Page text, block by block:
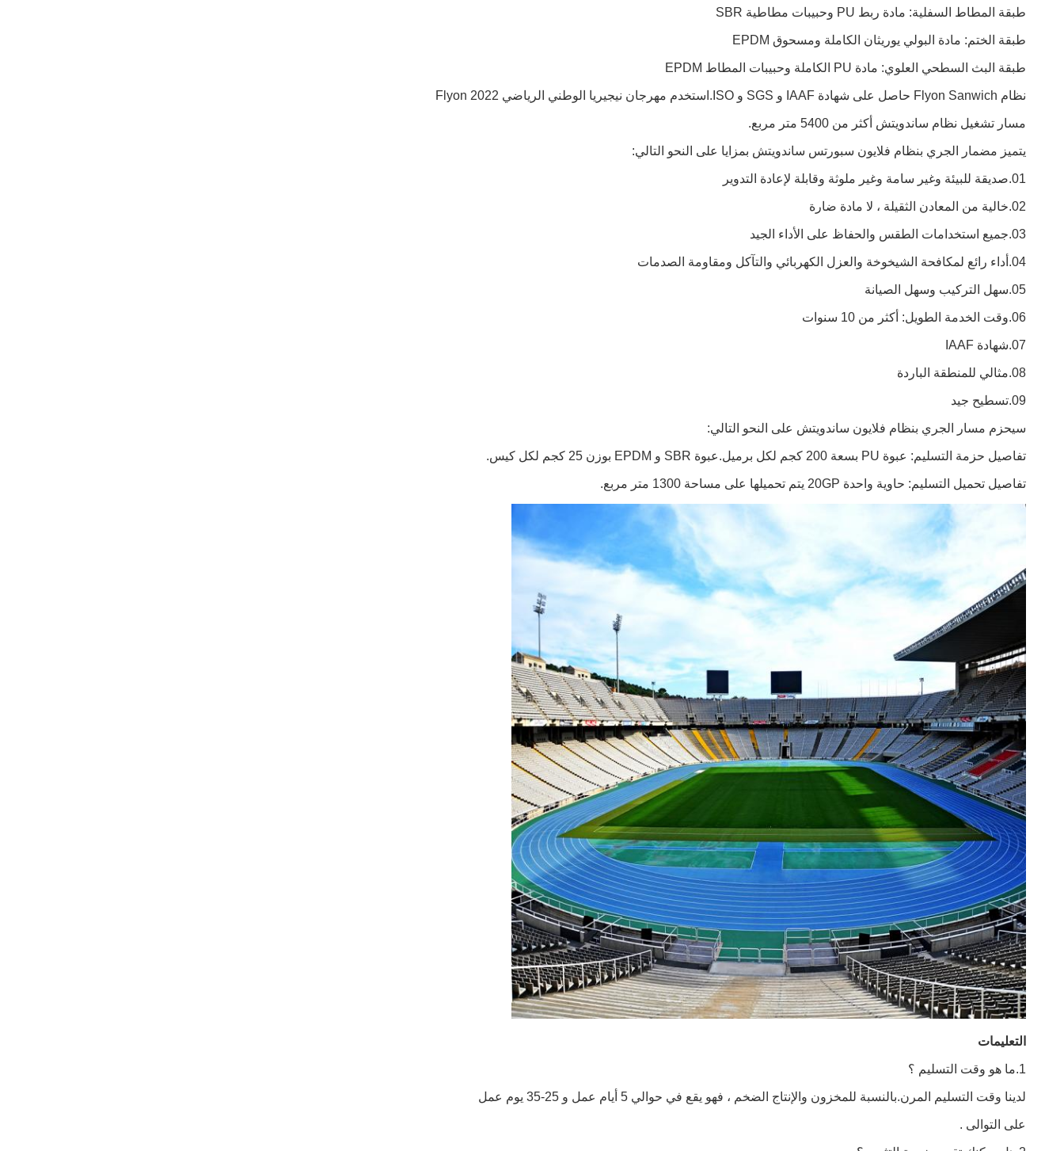
طبقة المطاط السفلية: مادة ربط PU وحبيبات مطاطية SBR
طبقة الختم: مادة البولي يوريثان الكاملة ومسحوق EPDM
طبقة البث السطحي العلوي: مادة PU الكاملة وحبيبات المطاط EPDM
نظام Flyon Sanwich حاصل على شهادة IAAF و SGS و ISO.استخدم مهرجان نيجيريا الوطني الرياضي 2022 Flyon
مسار تشغيل نظام ساندويتش أكثر من 5400 متر مربع.
يتميز مضمار الجري بنظام فلايون سبورتس ساندويتش بمزايا على النحو التالي:
01.صديقة للبيئة وغير سامة وغير ملوثة وقابلة لإعادة التدوير
02.خالية من المعادن الثقيلة ، لا مادة ضارة
03.جميع استخدامات الطقس والحفاظ على الأداء الجيد
04.أداء رائع لمكافحة الشيخوخة والعزل الكهربائي والتآكل ومقاومة الصدمات
05.سهل التركيب وسهل الصيانة
06.وقت الخدمة الطويل: أكثر من 10 سنوات
07.شهادة IAAF
08.مثالي للمنطقة الباردة
09.تسطيح جيد
سيحزم مسار الجري بنظام فلايون ساندويتش على النحو التالي:
تفاصيل حزمة التسليم: عبوة PU بسعة 200 كجم لكل برميل.عبوة SBR و EPDM بوزن 25 كجم لكل كيس.
تفاصيل تحميل التسليم: حاوية واحدة 20GP يتم تحميلها على مساحة 1300 متر مربع.
التعليمات
1.ما هو وقت التسليم ؟
لدينا وقت التسليم المرن.بالنسبة للمخزون والإنتاج الضخم ، فهو يقع في حوالي 5 أيام عمل و 25-35 يوم عمل
على التوالى .